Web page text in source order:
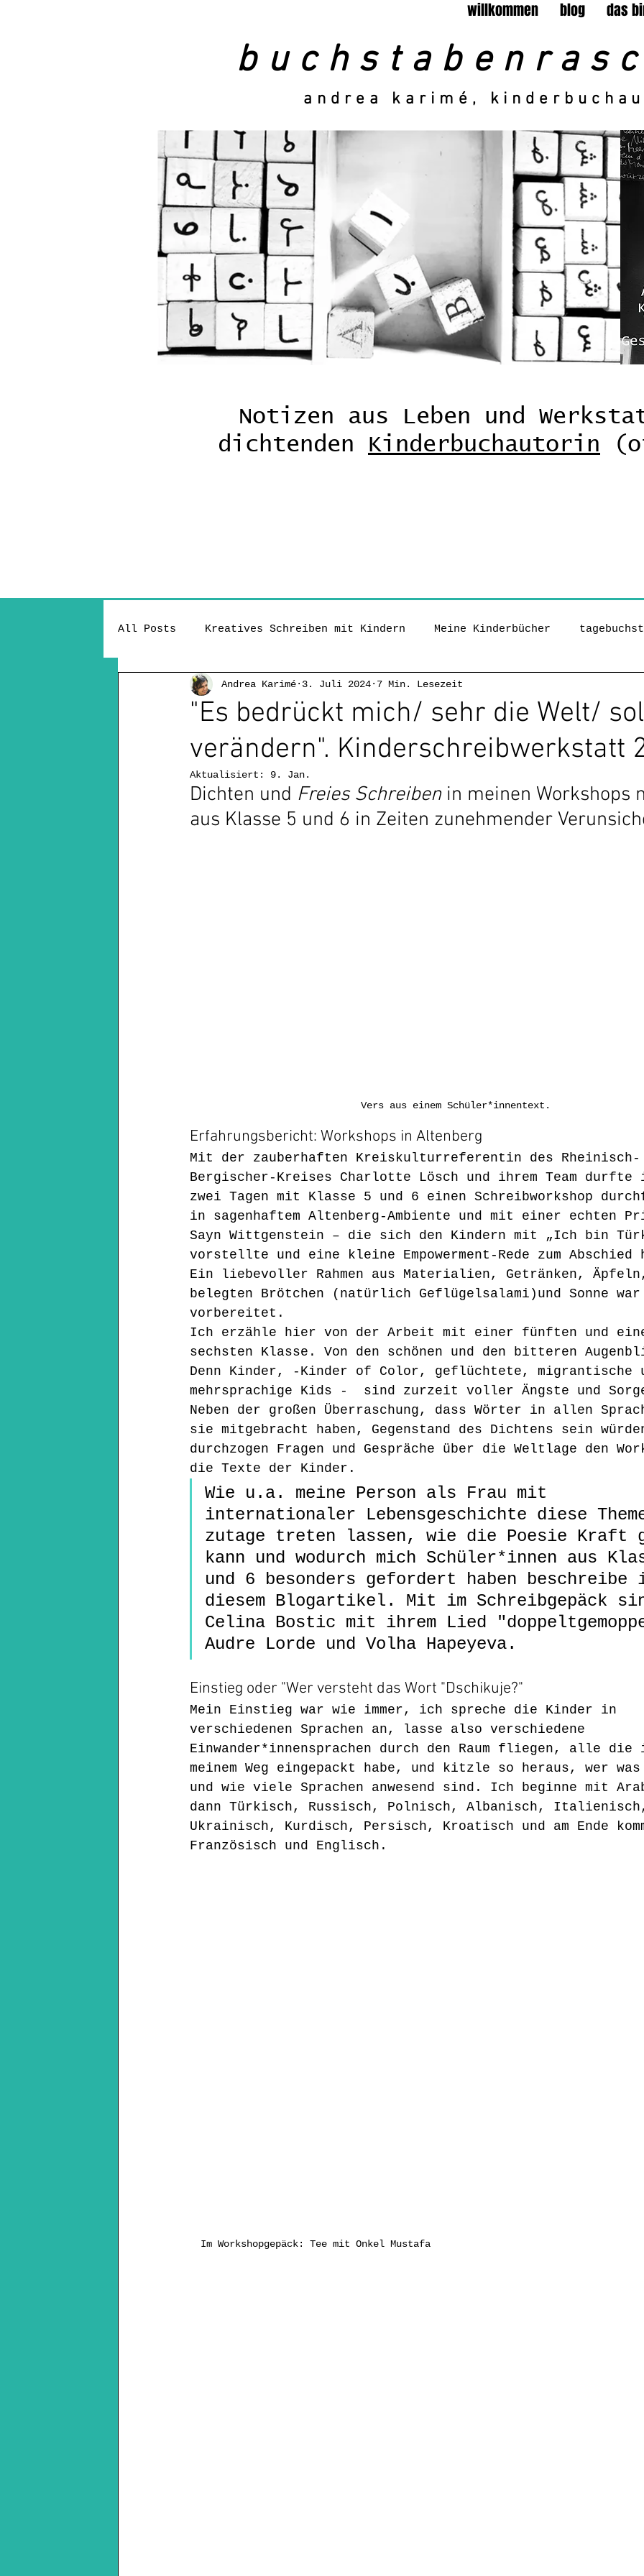
willkommen blog das
andrea karimé,
Notizen aus Leben und
dichtenden Kinderbuchautorin
All Posts Kreatives Schreiben mit Kindern Meine Kinderbücher
Montagsgedichte Mehrsprachige Kids Leseförderung
Diversity in der Kinderliteratur Kinderliteratur Über mich
Kinderbuchautorin Rückblicke Wörterwelten Kalk
"Es bedrückt mich/ sehr die Welt/
verändern". Kinderschreibwerkstatt
Andrea Karimé 3. Juli 2024 7 Min. Lesezeit
Aktualisiert: 9. Jan.
Dichten und Freies Schreiben in meinen Workshops
aus Klasse 5 und 6 in Zeiten zunehmender
Vers aus einem Schüler*innentext.
Erfahrungsbericht: Workshops in Altenberg
Mit der zauberhaften Kreiskulturreferentin des Rheinisch-
Bergischer-Kreises Charlotte Lösch und ihrem Team durfte
zwei Tagen mit Klasse 5 und 6 einen Schreibworkshop
in sagenhaftem Altenberg-Ambiente und mit einer echten
Sayn Wittgenstein – die sich den Kindern mit „Ich bin
vorstellte und eine kleine Empowerment-Rede zum
Ein liebevoller Rahmen aus Materialien, Getränken,
belegten Brötchen (natürlich Geflügelsalami)und Sonne war
vorbereitet.
Ich erzähle hier von der Arbeit mit einer fünften und
sechsten Klasse. Von den schönen und den bitteren
Denn Kinder, -Kinder of Color, geflüchtete, migrantische
mehrsprachige Kids -  sind zurzeit voller Ängste und
Neben der großen Überraschung, dass Wörter in allen
sie mitgebracht haben, Gegenstand des Dichtens sein
durchzogen Fragen und Gespräche über die Weltlage den
die Texte der Kinder.
Wie u.a. meine Person als Frau mit
internationaler Lebensgeschichte diese
zutage treten lassen, wie die Poesie Kraft
kann und wodurch mich Schüler*innen aus
und 6 besonders gefordert haben
diesem Blogartikel. Mit im Schreibgepäck
Celina Bostic mit ihrem Lied
Audre Lorde und Volha Hapeyeva.
Einstieg oder "Wer versteht das Wort "Dschikuje?"
Mein Einstieg war wie immer, ich spreche die Kinder in
verschiedenen Sprachen an, lasse also verschiedene
Einwander*innensprachen durch den Raum fliegen, alle
meinem Weg eingepackt habe, und kitzle so heraus, wer
und wie viele Sprachen anwesend sind. Ich beginne mit
dann Türkisch, Russisch, Polnisch, Albanisch,
Ukrainisch, Kurdisch, Persisch, Kroatisch und am Ende
Französisch und Englisch.
Im Workshopgepäck: Tee mit Onkel Mustafa